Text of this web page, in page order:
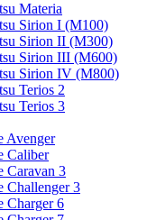
Materia
Sirion I (M100)
Sirion II (M300)
Sirion III (M600)
Sirion IV (M800)
Terios 2
Terios 3
Avenger
Caliber
Caravan 3
Challenger 3
Charger 6